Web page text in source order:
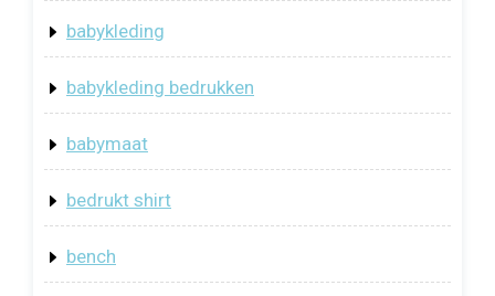
babykleding
babykleding bedrukken
babymaat
bedrukt shirt
bench